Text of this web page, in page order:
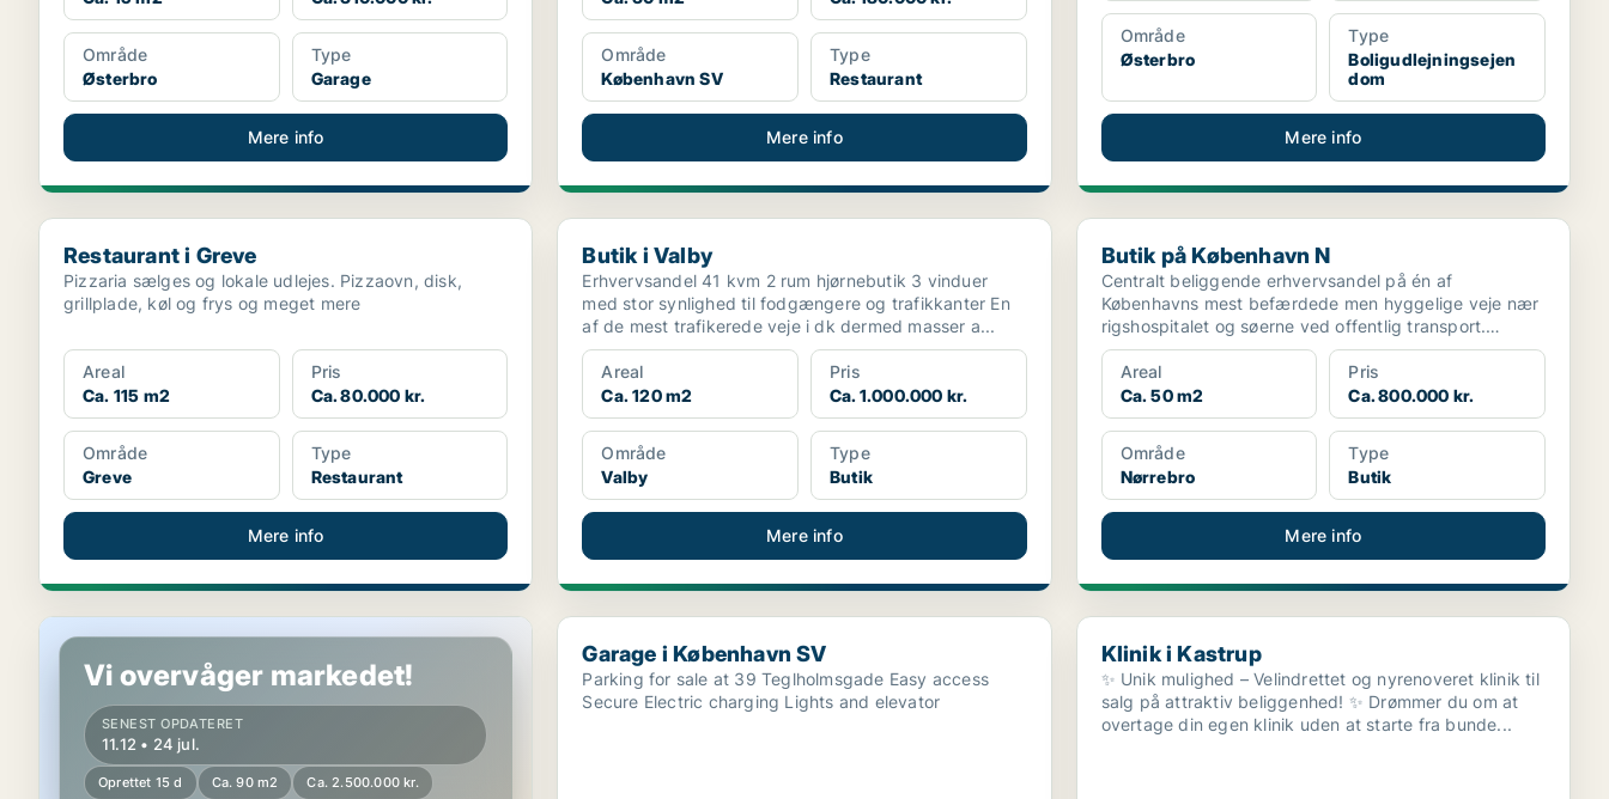
Område
Østerbro
Type
Garage
Mere info
Område
København SV
Type
Restaurant
Mere info
Område
Østerbro
Type
Boligudlejningsejen
dom
Mere info
Restaurant i Greve
Restaurant i Greve
Pizzaria sælges og lokale udlejes. Pizzaovn, disk,
grillplade, køl og frys og meget mere
Areal
Ca. 115 m2
Pris
Ca. 80.000 kr.
Område
Greve
Type
Restaurant
Mere info
Butik i Valby
Butik i Valby
Erhvervsandel 41 kvm 2 rum hjørnebutik 3 vinduer
med stor synlighed til fodgængere og trafikkanter En
af de mest trafikerede veje i dk dermed masser a...
Areal
Ca. 120 m2
Pris
Ca. 1.000.000 kr.
Område
Valby
Type
Butik
Mere info
Butik på København N
Butik på København N
Centralt beliggende erhvervsandel på én af
Københavns mest befærdede men hyggelige veje nær
rigshospitalet og søerne ved offentlig transport.
Lokalerne er be...
Areal
Ca. 50 m2
Pris
Ca. 800.000 kr.
Område
Nørrebro
Type
Butik
Mere info
Butik i Hellerup
Vi overvåger markedet!
SENEST OPDATERET
11.12 • 24 jul.
Oprettet 15 d Ca. 90 m2 Ca. 2.500.000 kr.
Garage i København SV
Garage i København SV
Parking for sale at 39 Teglholmsgade Easy access
Secure Electric charging Lights and elevator
Klinik i Kastrup
Klinik i Kastrup
✨ Unik mulighed – Velindrettet og nyrenoveret klinik til
salg på attraktiv beliggenhed! ✨ Drømmer du om at
overtage din egen klinik uden at starte fra bunde...